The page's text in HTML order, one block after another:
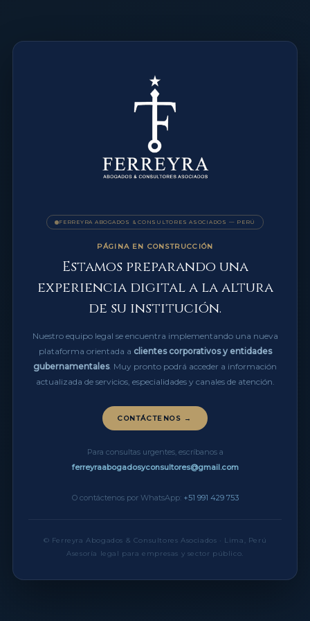
FERREYRA ABOGADOS & CONSULTORES ASOCIADOS — PERÚ
PÁGINA EN CONSTRUCCIÓN
Estamos preparando una
experiencia digital a la altura
de su institución.
Nuestro equipo legal se encuentra implementando una nueva
plataforma orientada a clientes corporativos y entidades
gubernamentales. Muy pronto podrá acceder a información
actualizada de servicios, especialidades y canales de atención.
CONTÁCTENOS →
Para consultas urgentes, escríbanos a
ferreyraabogadosyconsultores@gmail.com
O contáctenos por WhatsApp: +51 991 429 753
© Ferreyra Abogados & Consultores Asociados · Lima, Perú
Asesoría legal para empresas y sector público.